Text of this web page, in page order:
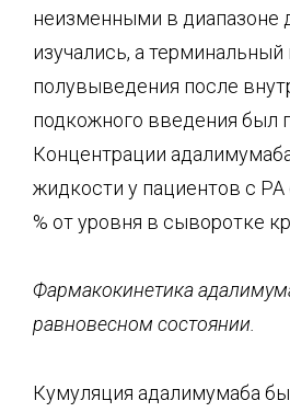
неизменными в диапазоне
изучались, а терминальный
полувыведения после
подкожного введения был
Концентрации
жидкости у пациентов с РА
% от уровня в сыворотке
Фармакокинетика
равновесном состоянии.
Кумуляция адалимумаба